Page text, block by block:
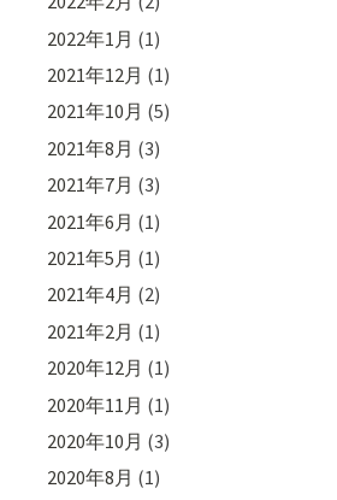
2022年1月 (1)
2021年12月 (1)
2021年10月 (5)
2021年8月 (3)
2021年7月 (3)
2021年6月 (1)
2021年5月 (1)
2021年4月 (2)
2021年2月 (1)
2020年12月 (1)
2020年11月 (1)
2020年10月 (3)
2020年8月 (1)